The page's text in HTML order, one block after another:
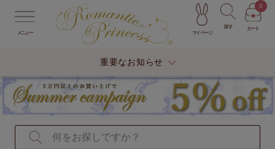
メニュー マイページ
探す カート
0
重要なお知らせ